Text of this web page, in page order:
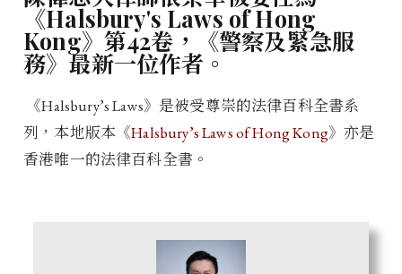
《Halsbury's Laws of Hong
Kong》第42卷，《警察及緊急服
務》最新一位作者。
《Halsbury’s Laws》是被受尊崇的法律百科全書系
列，本地版本《Halsbury’s Laws of Hong Kong》亦是
香港唯一的法律百科全書。